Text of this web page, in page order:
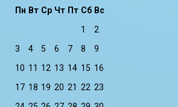
Пн Вт Ср Чт Пт Сб Вс
1
2
3
4 5 6 7 8
9
10 11 12 13 14 15 16
17 18 19 20 21 22 23